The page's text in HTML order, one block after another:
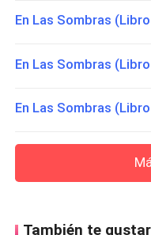
En Las Sombras
En Las Sombras
En Las Sombras
También te